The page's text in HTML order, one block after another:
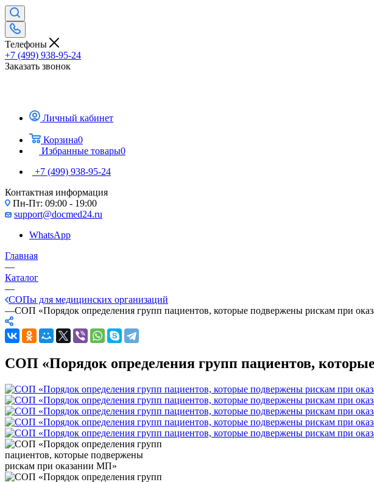
Телефоны
+7 (499) 938-95-24
Заказать звонок
Личный кабинет
Корзина0
Избранные товары0
+7 (499) 938-95-24
Контактная информация
Пн-Пт: 09:00 - 19:00
support@docmed24.ru
WhatsApp
Главная
—
Каталог
—
СОПы для медицинских организаций
—СОП «Порядок определения групп пациентов, которые подвержены рискам при
СОП «Порядок определения групп пациентов,